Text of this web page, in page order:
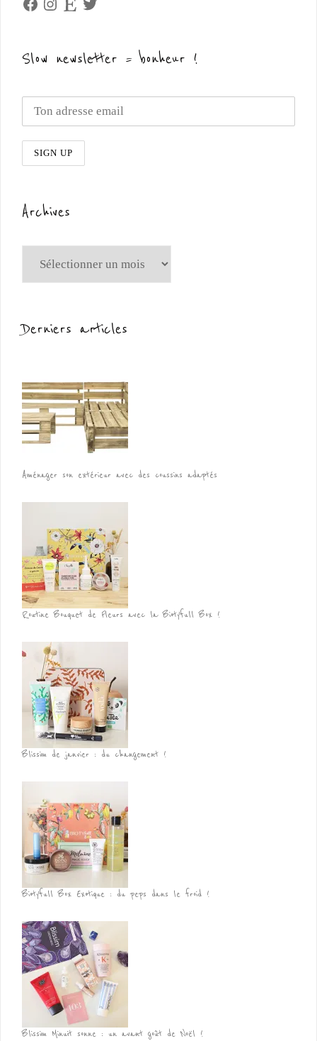
Slow newsletter = bonheur !
Archives
Derniers articles
Aménager son extérieur avec des coussins adaptés
Routine Bouquet de Fleurs avec la Biotyfull Box !
Blissim de janvier : du changement !
Biotyfull Box Exotique : du peps dans le froid !
Blissim Minuit sonne : un avant goût de Noël !